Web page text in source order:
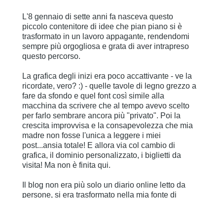
L'8 gennaio di sette anni fa nasceva questo
piccolo contenitore di idee che pian piano si è
trasformato in un lavoro appagante, rendendomi
sempre più orgogliosa e grata di aver intrapreso
questo percorso.
La grafica degli inizi era poco accattivante - ve la
ricordate, vero? :) - quelle tavole di legno grezzo a
fare da sfondo e quel font così simile alla
macchina da scrivere che al tempo avevo scelto
per farlo sembrare ancora più "privato". Poi la
crescita improvvisa e la consapevolezza che mia
madre non fosse l'unica a leggere i miei
post...ansia totale! E allora via col cambio di
grafica, il dominio personalizzato, i biglietti da
visita! Ma non è finita qui.
Il blog non era più solo un diario online letto da
persone, si era trasformato nella mia fonte di